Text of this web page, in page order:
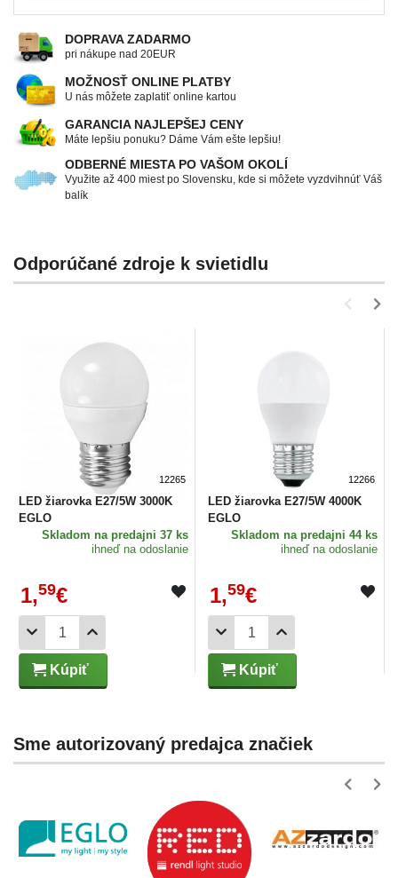
DOPRAVA ZADARMO
pri nákupe nad 20EUR
MOŽNOSŤ ONLINE PLATBY
U nás môžete zaplatiť online kartou
GARANCIA NAJLEPŠEJ CENY
Máte lepšiu ponuku? Dáme Vám ešte lepšiu!
ODBERNÉ MIESTA PO VAŠOM OKOLÍ
Využite až 400 miest po Slovensku, kde si môžete vyzdvihnúť Váš
balík
Odporúčané zdroje k svietidlu
12265
LED žiarovka E27/5W 3000K
EGLO
Skladom na predajni 37 ks
ihneď na odoslanie
1,59€
Kúpiť
12266
LED žiarovka E27/5W 4000K
EGLO
Skladom na predajni 44 ks
ihneď na odoslanie
1,59€
Kúpiť
Sme autorizovaný predajca značiek